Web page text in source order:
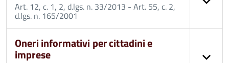
Art. 12, c. 1, 2, d.lgs. n. 33/2013 - Art. 55, c. 2,
d.lgs. n. 165/2001
Oneri informativi per cittadini e
imprese